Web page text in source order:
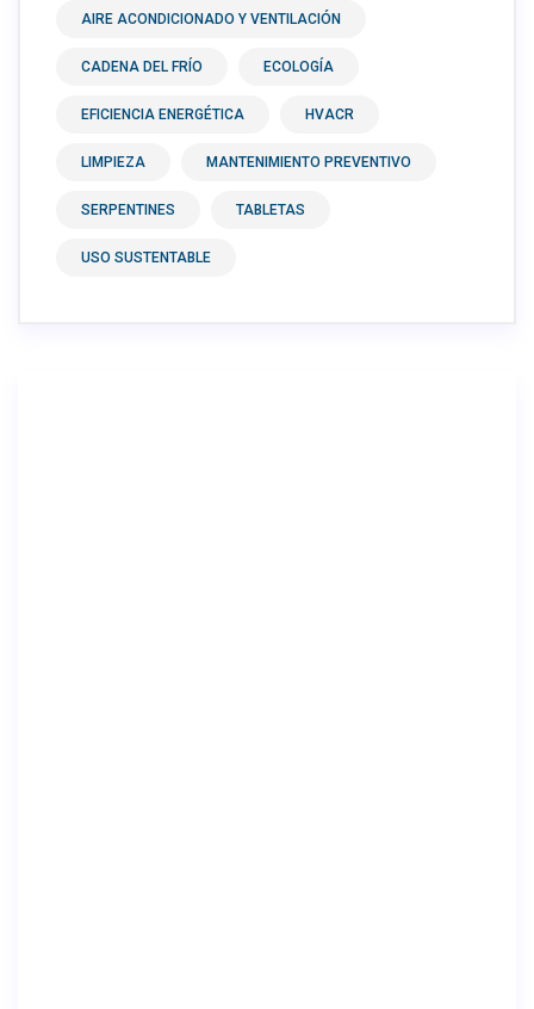
AIRE ACONDICIONADO Y VENTILACIÓN
CADENA DEL FRÍO ECOLOGÍA
EFICIENCIA ENERGÉTICA HVACR
LIMPIEZA MANTENIMIENTO PREVENTIVO
SERPENTINES TABLETAS
USO SUSTENTABLE